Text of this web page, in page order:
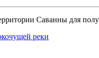
Саванны для
реки